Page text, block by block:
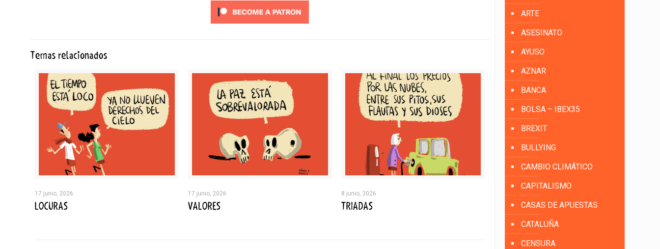
Temas relacionados
17 junio, 2026
LOCURAS
17 junio, 2026
VALORES
8 junio, 2026
TRIADAS
ARTE
ASESINATO
AYUSO
AZNAR
BANCA
BOLSA – IBEX35
BREXIT
BULLYING
CAMBIO CLIMÁTICO
CAPITALISMO
CASAS DE APUESTAS
CATALUÑA
CENSURA